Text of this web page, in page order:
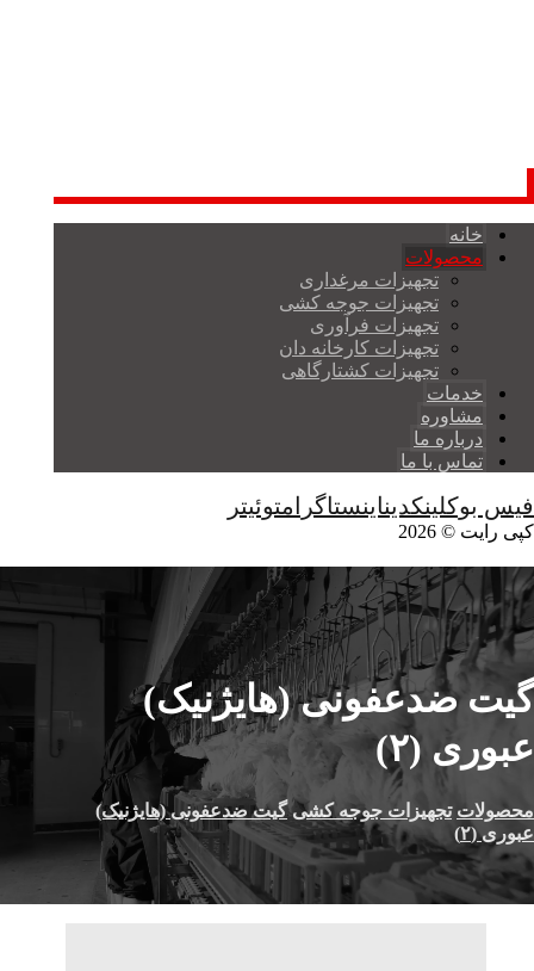
خانه
محصولات
تجهیزات مرغداری
تجهیزات جوجه کشی
تجهیزات فرآوری
تجهیزات کارخانه دان
تجهیزات کشتارگاهی
خدمات
مشاوره
درباره ما
تماس با ما
فیس بوکلینکدیناینستاگرامتوئیتر
کپی رایت © 2026
گيت ضدعفونی (هايژنيک)
عبورى (٢)
محصولات تجهیزات جوجه کشی گيت ضدعفونی (هايژنيک)
عبورى (٢)